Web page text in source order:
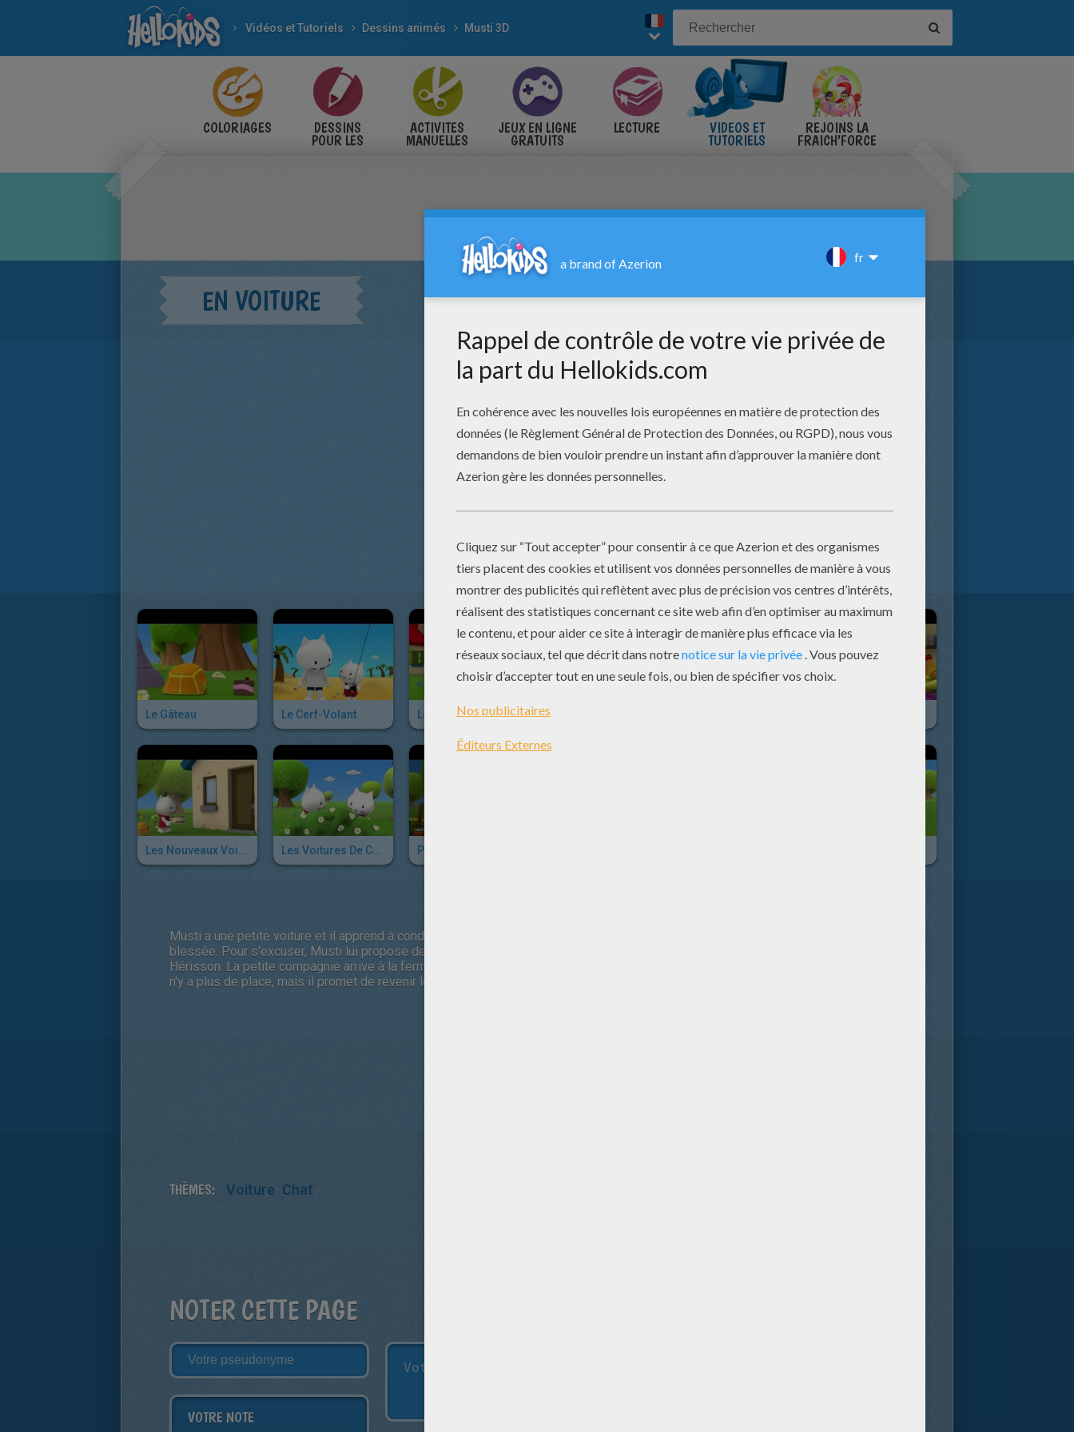
Vidéos et Tutoriels Dessins animés Musti 3D
COLORIAGES DESSINS
POUR LES
ACTIVITES
MANUELLES
JEUX EN LIGNE
GRATUITS
LECTURE VIDÉOS ET
TUTORIELS
REJOINS LA
FRAICH'FORCE
EN VOITURE
Le Gâteau Le Cerf-Volant Le Grand Nettoyage
Pique-Nique
Musti a une petite voiture et il apprend à conduire prudemment. Il heurte Madame Tortue mais, heureusement, elle n'est pas
blessée. Pour s'excuser, Musti lui propose de monter en voiture. En chemin, ils embarquent aussi Monsieur Lapin et Madame
Hérisson. La petite compagnie arrive à la ferme. Tous les animaux veulent faire un tour dans la voiture de Musti. Il leur explique qu'il
n'y a plus de place, mais il promet de revenir le lendemain et de les emmener un par un!
THÈMES: Voiture Chat
NOTER CETTE PAGE
VOTRE NOTE